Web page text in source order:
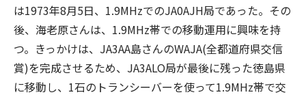
は1973年8月5日、1.9MHzでのJA0AJH局であった。その
後、海老原さんは、1.9MHz帯での移動運用に興味を持
つ。きっかけは、JA3AA島さんのWAJA(全都道府県交信
賞)を完成させるため、JA3ALO局が最後に残った徳島県
に移動し、1石のトランシーバーを使って1.9MHz帯で交